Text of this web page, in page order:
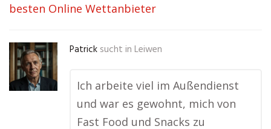
besten Online Wettanbieter
Patrick sucht in Leiwen
Ich arbeite viel im Außendienst
und war es gewohnt, mich von
Fast Food und Snacks zu